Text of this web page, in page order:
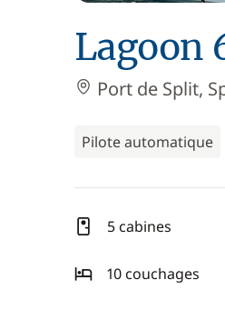
Lagoon
Port de Split,
Pilote automatique
5 cabines
10 couchages